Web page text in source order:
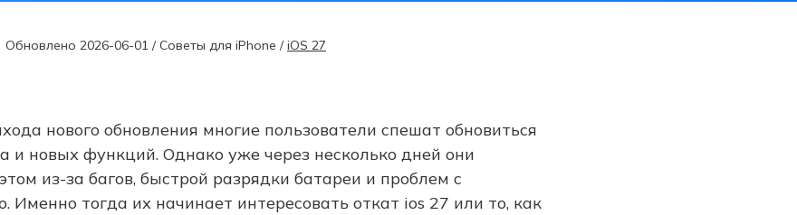
Обновлено 2026-06-01 / Советы для iPhone /iOS 27
нового обновления многие пользователи спешат обновиться
и новых функций. Однако уже через несколько дней они
из-за багов, быстрой разрядки батареи и проблем с
Именно тогда их начинает интересовать откат ios 27 или то, как